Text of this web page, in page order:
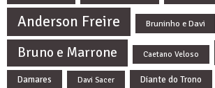
Anderson Freire Bruninho e Davi
Bruno e Marrone Caetano Veloso
Damares Davi Sacer Diante do Trono